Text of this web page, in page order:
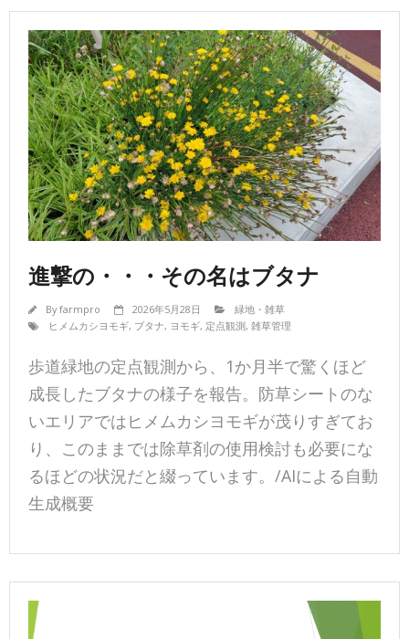
進撃の・・・その名はブタナ
Byfarmpro 2026年5月28日
緑地・雑草
ヒメムカシヨモギ, ブタナ, ヨモギ, 定点観測, 雑草管理
歩道緑地の定点観測から、1か月半で驚くほど
成長したブタナの様子を報告。防草シートのな
いエリアではヒメムカシヨモギが茂りすぎてお
り、このままでは除草剤の使用検討も必要にな
るほどの状況だと綴っています。/AIによる自動
生成概要